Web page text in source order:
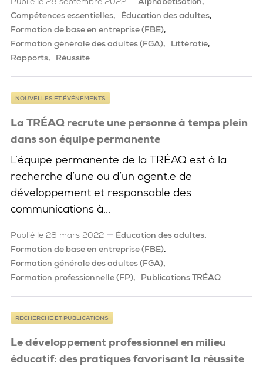
Compétences essentielles
Éducation des adultes
Formation de base en entreprise (FBE)
Formation générale des adultes (FGA)
Littératie
Rapports
Réussite
La TRÉAQ recrute une personne à temps plein
dans son équipe permanente
NOUVELLES ET ÉVÉNEMENTS
L’équipe permanente de la TRÉAQ est à la
recherche d’une ou d’un agent.e de
développement et responsable des
communications à...
Publié le 28 mars 2022
Éducation des adultes
Formation de base en entreprise (FBE)
Formation générale des adultes (FGA)
Formation professionnelle (FP)
Publications TRÉAQ
Le développement professionnel en milieu
éducatif: des pratiques favorisant la réussite
RECHERCHE ET PUBLICATIONS